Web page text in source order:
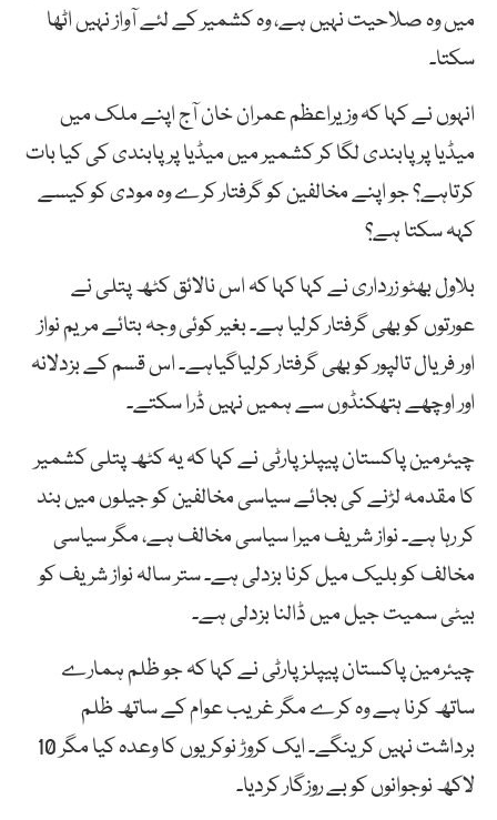
میں وہ صلاحیت نہیں ہے، وہ کشمیر کے لئے آواز نہیں اٹھا
سکتا۔
انہوں نے کہا کہ وزیراعظم عمران خان آج اپنے ملک میں
میڈیا پر پابندی لگا کر کشمیر میں میڈیا پر پابندی کی کیا بات
کرتاہے؟ جو اپنے مخالفین کو گرفتار کرے وہ مودی کو کیسے
کہہ سکتا ہے؟
بلاول بھٹو زرداری نے کہا کہا کہ اس نالائق کٹھ پتلی نے
عورتوں کو بھی گرفتار کرلیا ہے۔ بغیر کوئی وجہ بتائے مریم نواز
اور فریال تالپور کو بھی گرفتار کرلیاگیاہے۔ اس قسم کے بزدلانہ
اور اوچھے ہتھکنڈوں سے ہمیں نہیں ڈرا سکتے۔
چیئرمین پاکستان پیپلزپارٹی نے کہا کہ یہ کٹھ پتلی کشمیر
کا مقدمہ لڑنے کی بجائے سیاسی مخالفین کو جیلوں میں بند
کر رہا ہے۔ نواز شریف میرا سیاسی مخالف ہے، مگر سیاسی
مخالف کو بلیک میل کرنا بزدلی ہے۔ ستر سالہ نواز شریف کو
بیٹی سمیت جیل میں ڈالنا بزدلی ہے۔
چیئرمین پاکستان پیپلزپارٹی نے کہا کہ جو ظلم ہمارے
ساتھ کرنا ہے وہ کرے مگر غریب عوام کے ساتھ ظلم
برداشت نہیں کرینگے۔ ایک کروڑ نوکریوں کا وعدہ کیا مگر 10
لاکھ نوجوانوں کو بے روزگار کردیا۔